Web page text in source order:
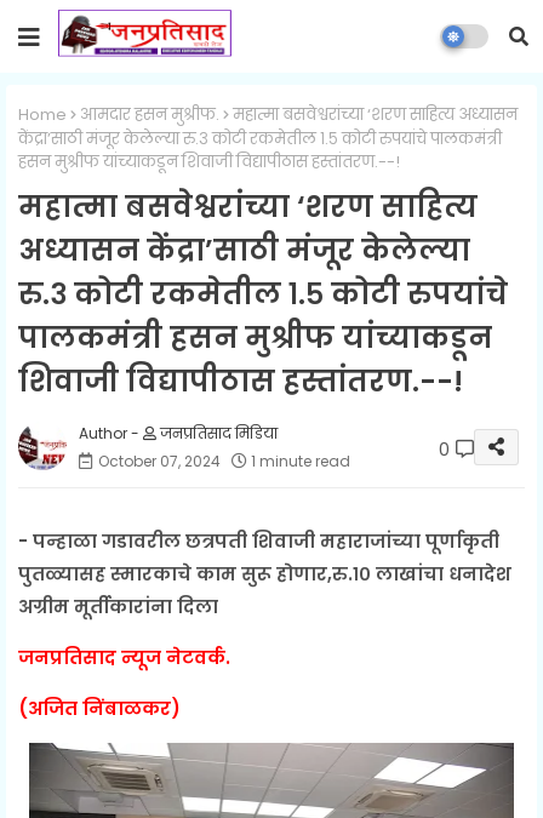
Home आमदार हसन मुश्रीफ.
महात्मा बसवेश्वरांच्या ‘शरण साहित्य अध्यासन
केंद्रा’साठी मंजूर केलेल्या रु.३ कोटी रकमेतील १.५ कोटी रुपयांचे पालकमंत्री
हसन मुश्रीफ यांच्याकडून शिवाजी विद्यापीठास हस्तांतरण.--!
महात्मा बसवेश्वरांच्या ‘शरण साहित्य
अध्यासन केंद्रा’साठी मंजूर केलेल्या
रु.३ कोटी रकमेतील १.५ कोटी रुपयांचे
पालकमंत्री हसन मुश्रीफ यांच्याकडून
शिवाजी विद्यापीठास हस्तांतरण.--!
जनप्रतिसाद मिडिया
October 07, 2024
1 minute read 0
- पन्हाळा गडावरील छत्रपती शिवाजी महाराजांच्या पूर्णाकृती
पुतळ्यासह स्मारकाचे काम सुरू होणार,रु.१० लाखांचा धनादेश
अग्रीम मूर्तीकारांना दिला
जनप्रतिसाद न्यूज नेटवर्क.
(अजित निंबाळकर)